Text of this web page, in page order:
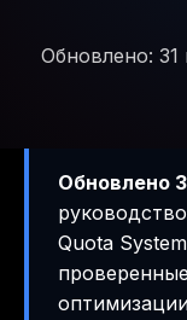
Обновлено: 31
Обновлено
Quota